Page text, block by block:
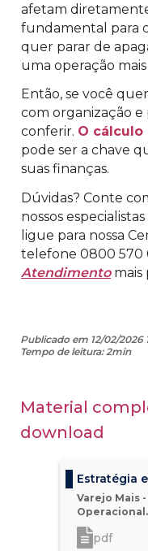
afetam
fundamental para
quer parar de
uma operação
Então, se você
com organização e
conferir. O cálculo
pode ser a chave
suas finanças.
Dúvidas? Conte
nossos
ligue para nossa
telefone 0800 570
Atendimentomais
Publicado em 12/02/2026
Tempo de leitura: 2min
Material
download
Estratégia
Varejo Mais
pdf